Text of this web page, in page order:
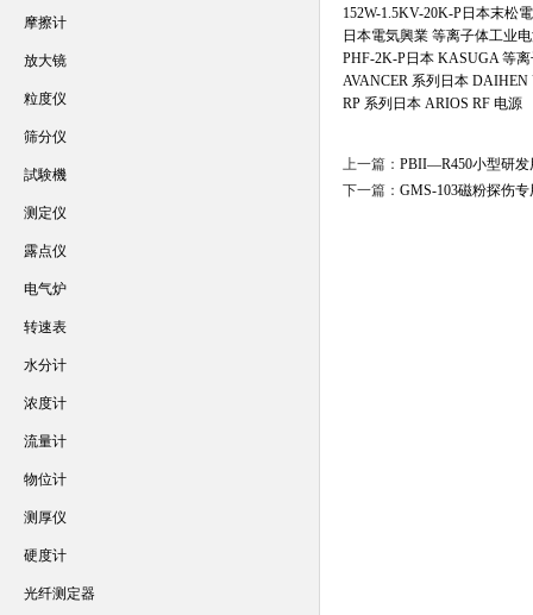
152W-1.5KV-20K-P日本末松
日本電気興業 等离子体工业
PHF-2K-P日本 KASUGA 等
AVANCER 系列日本
RP 系列日本 ARIOS RF 电源
上一篇： PBII—R450小型研发
下一篇： GMS-103磁粉探伤
摩擦计
放大镜
粒度仪
筛分仪
試験機
测定仪
露点仪
电气炉
转速表
水分计
浓度计
流量计
物位计
测厚仪
硬度计
光纤测定器